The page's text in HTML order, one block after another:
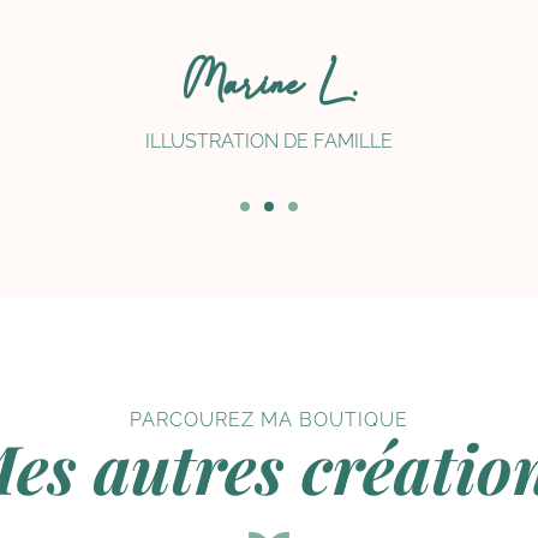
Marine L.
ILLUSTRATION DE FAMILLE
PARCOUREZ MA BOUTIQUE
autres